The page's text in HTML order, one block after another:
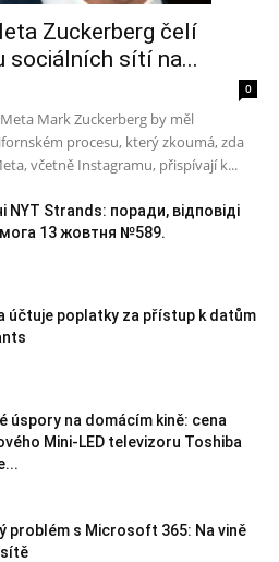
Zuckerberg čelí
sociálních sítí na...
0
Mark Zuckerberg by měl
procesu, který zkoumá, zda
včetně Instagramu, přispívají k...
NYT Strands: поради, відповіді
13 жовтня №589.
účtuje poplatky za přístup k datům
úspory na domácím kině: cena
Mini-LED televizoru Toshiba
problém s Microsoft 365: Na vině
sítě